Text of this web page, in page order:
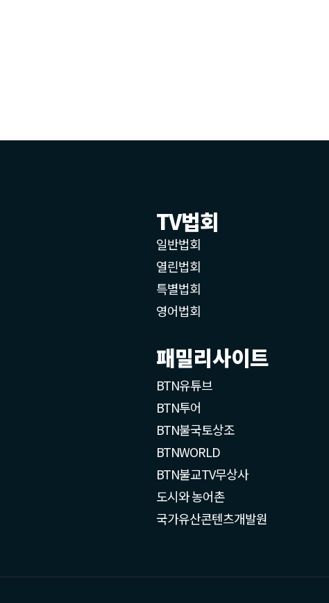
TV법회
일반법회
열린법회
특별법회
영어법회
패밀리사이트
BTN유튜브
BTN투어
BTN불국토상조
BTNWORLD
BTN불교TV무상사
도시와 농어촌
국가유산콘텐츠개발원